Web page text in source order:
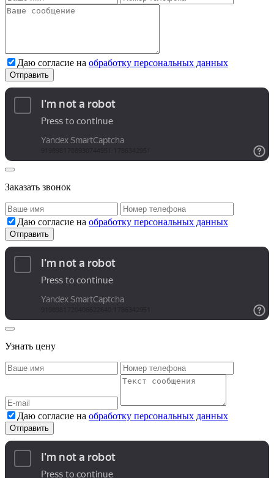
Даю согласие на обработку персональных данных
Заказать звонок
Даю согласие на обработку персональных данных
Узнать цену
Даю согласие на обработку персональных данных